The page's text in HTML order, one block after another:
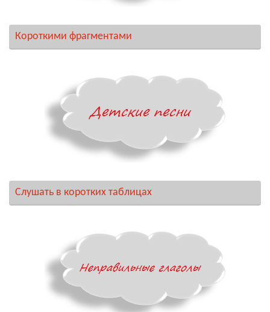
Короткими фрагментами
Слушать в коротких таблицах